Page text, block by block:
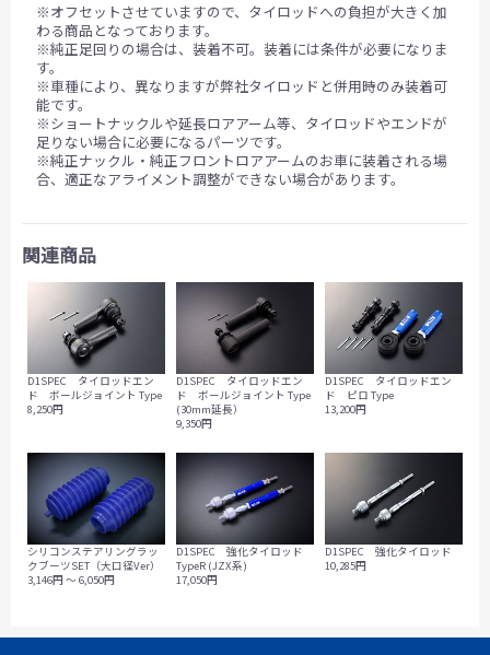
※オフセットさせていますので、タイロッドへの負担が大きく加
わる商品となっております。
※純正足回りの場合は、装着不可。装着には条件が必要になりま
す。
※車種により、異なりますが弊社タイロッドと併用時のみ装着可
能です。
※ショートナックルや延長ロアアーム等、タイロッドやエンドが
足りない場合に必要になるパーツです。
※純正ナックル・純正フロントロアアームのお車に装着される場
合、適正なアライメント調整ができない場合があります。
関連商品
D1SPEC タイロッドエン
ド ボールジョイント Type
8,250円
D1SPEC タイロッドエン
ド ボールジョイント Type
(30mm延長）
9,350円
D1SPEC タイロッドエン
ド ピロ Type
13,200円
シリコンステアリングラッ
クブーツSET（大口径Ver）
3,146円 ～ 6,050円
D1SPEC 強化タイロッド
TypeR (JZX系)
17,050円
D1SPEC 強化タイロッド
10,285円